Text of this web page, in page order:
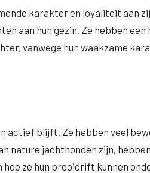
karakter en loyaliteit aan
aan hun gezin. Ze hebben een
vanwege hun waakzame
actief blijft. Ze hebben veel
nature jachthonden zijn,
ze hun prooidrift kunnen